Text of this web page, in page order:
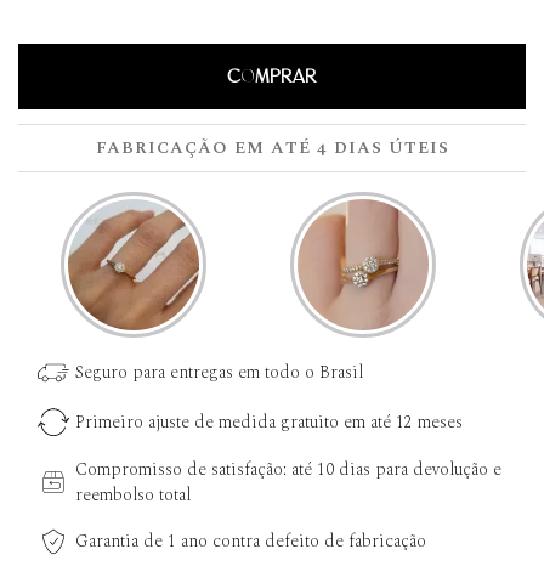
COMPRAR
FABRICAÇÃO EM ATÉ 4 DIAS ÚTEIS
Seguro para entregas em todo o Brasil
Primeiro ajuste de medida gratuito em até 12 meses
Compromisso de satisfação: até 10 dias para devolução e
reembolso total
Garantia de 1 ano contra defeito de fabricação